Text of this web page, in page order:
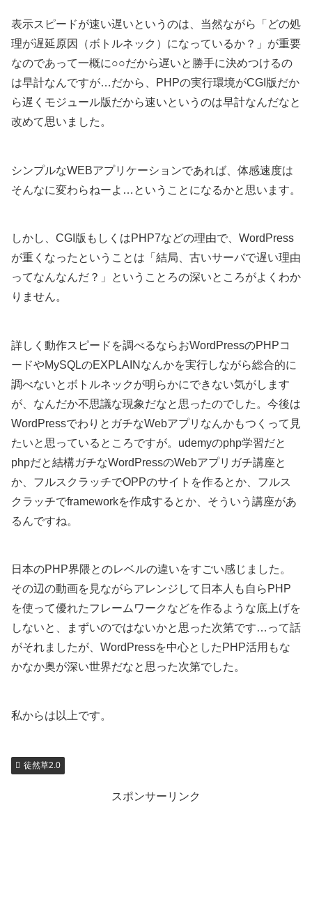
表示スピードが速い遅いというのは、当然ながら「どの処
理が遅延原因（ボトルネック）になっているか？」が重要
なのであって一概に○○だから遅いと勝手に決めつけるの
は早計なんですが…だから、PHPの実行環境がCGI版だか
ら遅くモジュール版だから速いというのは早計なんだなと
改めて思いました。
シンプルなWEBアプリケーションであれば、体感速度は
そんなに変わらねーよ…ということになるかと思います。
しかし、CGI版もしくはPHP7などの理由で、WordPress
が重くなったということは「結局、古いサーバで遅い理由
ってなんなんだ？」ということろの深いところがよくわか
りません。
詳しく動作スピードを調べるならおWordPressのPHPコ
ードやMySQLのEXPLAINなんかを実行しながら総合的に
調べないとボトルネックが明らかにできない気がします
が、なんだか不思議な現象だなと思ったのでした。今後は
WordPressでわりとガチなWebアプリなんかもつくって見
たいと思っているところですが。udemyのphp学習だと
phpだと結構ガチなWordPressのWebアプリガチ講座と
か、フルスクラッチでOPPのサイトを作るとか、フルス
クラッチでframeworkを作成するとか、そういう講座があ
るんですね。
日本のPHP界隈とのレベルの違いをすごい感じました。
その辺の動画を見ながらアレンジして日本人も自らPHP
を使って優れたフレームワークなどを作るような底上げを
しないと、まずいのではないかと思った次第です…って話
がそれましたが、WordPressを中心としたPHP活用もな
かなか奥が深い世界だなと思った次第でした。
私からは以上です。
徒然草2.0
スポンサーリンク